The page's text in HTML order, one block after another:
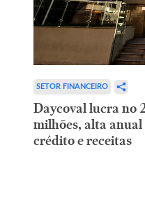
SETOR FINANCEIRO
Daycoval lucra no
milhões, alta anual
crédito e receitas